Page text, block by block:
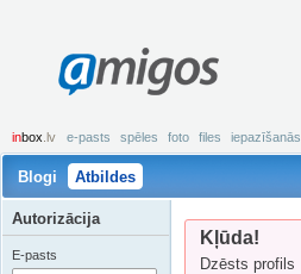
amigos
inbox .lv e-pasts spēles foto files iepazīšanās
Blogi Atbildes
Kļūda!
Dzēsts profils
Autorizācija
E-pasts